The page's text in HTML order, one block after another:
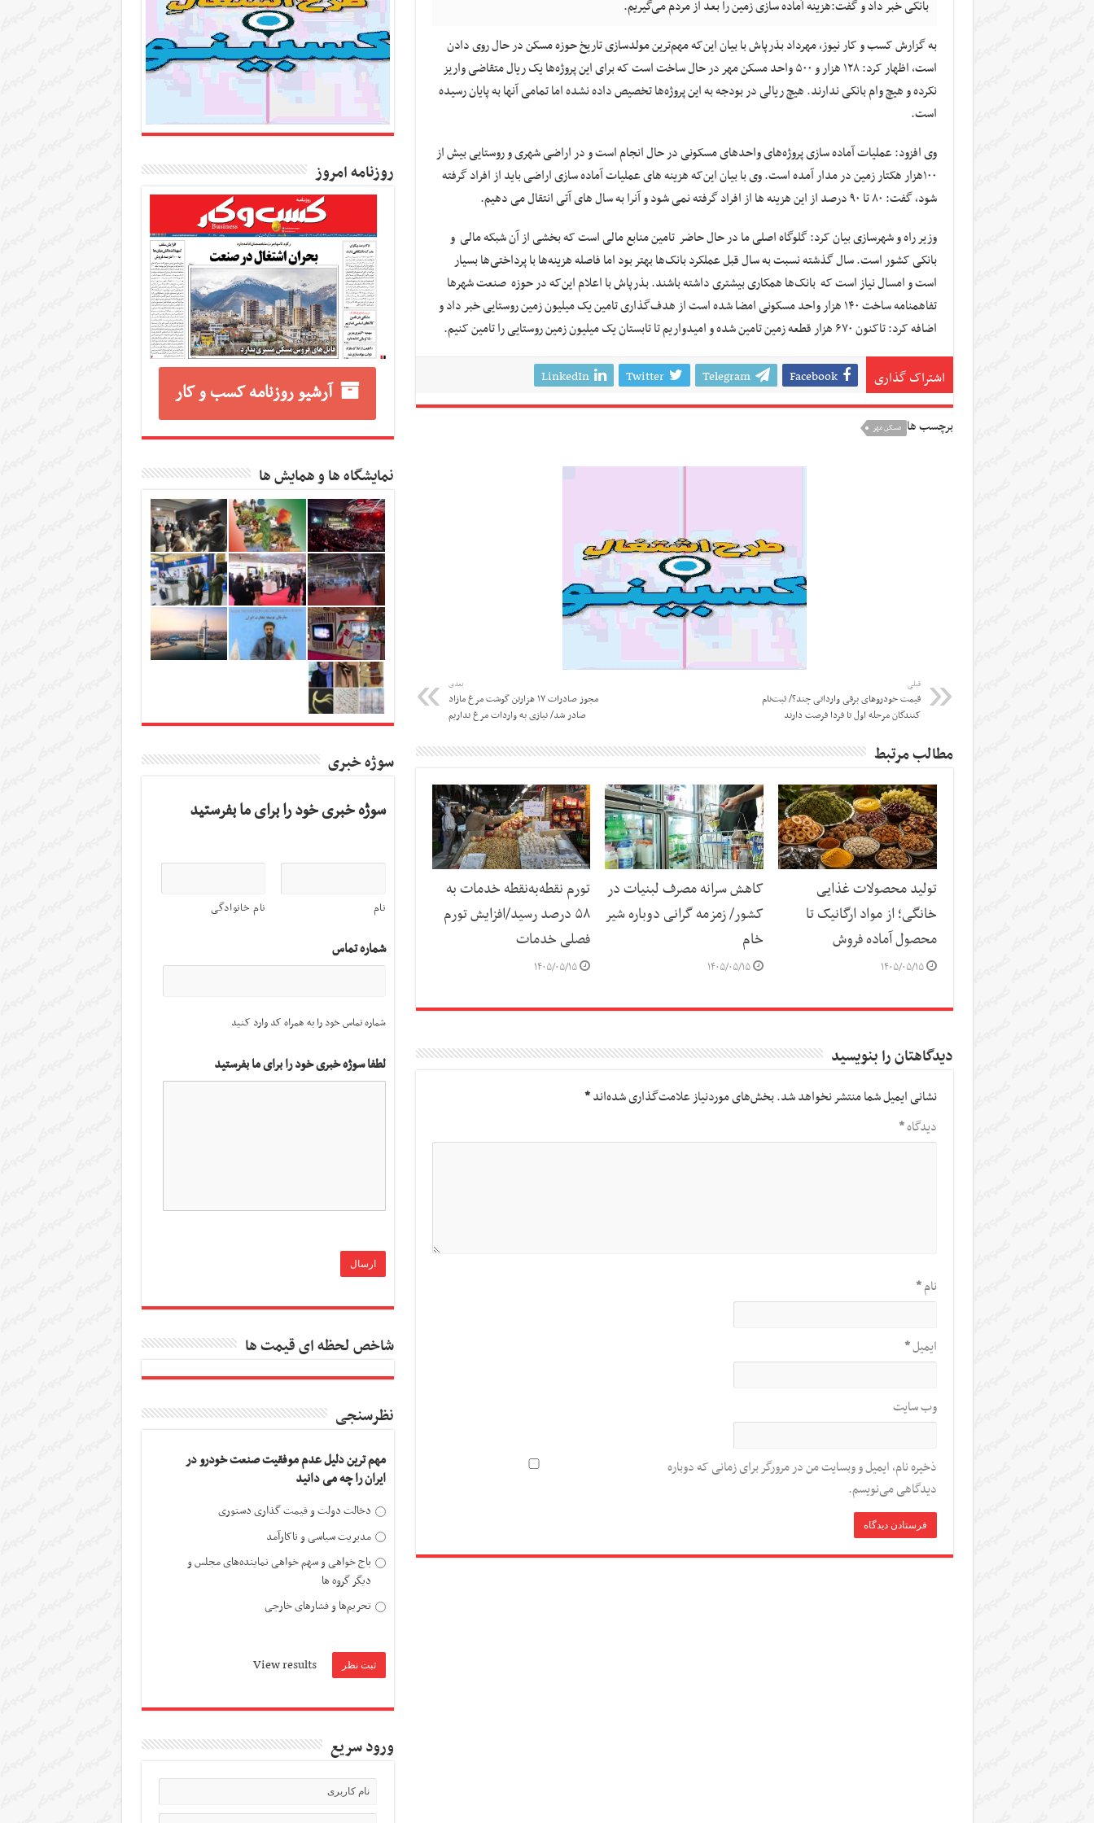
بانکی خبر داد و گفت:هزینه آماده سازی زمین را بعد از مردم می‌گیریم.
به گزارش کسب و کار نیوز، مهرداد بذرپاش با بیان این‌که مهم‌ترین مولدسازی تاریخ حوزه مسکن در حال روی دادن
است، اظهار کرد: ۱۲۸ هزار و ۵۰۰ واحد مسکن مهر در حال ساخت است که برای این پروژه‌ها یک ریال متقاضی واریز
نکرده و هیچ وام بانکی ندارند. هیچ ریالی در بودجه به این پروژه‌ها تخصیص داده نشده اما تمامی آنها به پایان رسیده
است.
وی افزود: عملیات آماده سازی پروژه‌های واحدهای مسکونی در حال انجام است و در اراضی شهری و روستایی بیش از
۱۰۰هزار هکتار زمین در مدار آمده است. وی با بیان این‌که هزینه های عملیات آماده سازی اراضی باید از افراد گرفته
شود، گفت: ۸۰ تا ۹۰ درصد از این هزینه ها از افراد گرفته نمی شود و آنرا به سال های آتی انتقال می دهیم.
وزیر راه و شهرسازی بیان کرد: گلوگاه‌ اصلی ما در حال حاضر تامین منابع مالی است که بخشی از آن شبکه مالی و
بانکی کشور است. سال گذشته نسبت به سال قبل عملکرد بانک‌ها بهتر بود اما فاصله هزینه‌ها با پرداختی‌ها بسیار
است و امسال نیاز است که بانک‌ها همکاری بیشتری داشته باشند. بذرپاش با اعلام این‌که در حوزه صنعت شهرها
تفاهمنامه ساخت ۱۴۰ هزار واحد مسکونی امضا شده است از هدف‌گذاری تامین یک میلیون زمین روستایی خبر داد و
اضافه کرد:‌ تاکنون ۶۷۰ هزار قطعه زمین تامین شده و امیدواریم تا تابستان یک میلیون زمین روستایی را تامین کنیم.
اشتراک گذاری Facebook
Telegram
Twitter
LinkedIn
برچسب ها مسکن مهر
قبلی
قیمت خودروهای برقی وارداتی چند؟/ ثبت‌نام
کنندگان مرحله اول تا فردا فرصت دارند
بعدی
مجوز صادرات ۱۷ هزارتن گوشت مرغ مازاد
صادر شد/ نیازی به واردات مرغ نداریم
مطالب مرتبط
تولید محصولات غذایی
خانگی؛ از مواد ارگانیک تا
محصول آماده فروش
۱۴۰۵/۰۵/۱۵
کاهش سرانه مصرف لبنیات در
کشور/ زمزمه گرانی دوباره شیر
خام
۱۴۰۵/۰۵/۱۵
تورم نقطه‌به‌نقطه خدمات به
۵۸ درصد رسید/افزایش تورم
فصلی خدمات
۱۴۰۵/۰۵/۱۵
دیدگاهتان را بنویسید
نشانی ایمیل شما منتشر نخواهد شد.بخش‌های موردنیاز علامت‌گذاری شده‌اند*
دیدگاه*
نام*
ایمیل*
وب‌ سایت
ذخیره نام، ایمیل و وبسایت من در مرورگر برای زمانی که دوباره
دیدگاهی می‌نویسم.
روزنامه امروز
آرشیو روزنامه کسب و کار
نمایشگاه ها و همایش ها
سوژه خبری
سوژه خبری خود را برای ما بفرستید
نام نام خانوادگی
شماره تماس
شماره تماس خود را به همراه کد وارد کنید
لطفا سوژه خبری خود را برای ما بفرستید
شاخص لحظه ای قیمت ها
نظرسنجی
مهم ترین دلیل عدم موفقیت صنعت خودرو در
ایران را چه می دانید
دخالت دولت و قیمت گذاری دستوری
مدیریت سیاسی و ناکارآمد
باج خواهی و سهم خواهی نماینده‌های مجلس و
دیگر گروه ها
تحریم‌ها و فشارهای خارجی
View results
ورود سریع